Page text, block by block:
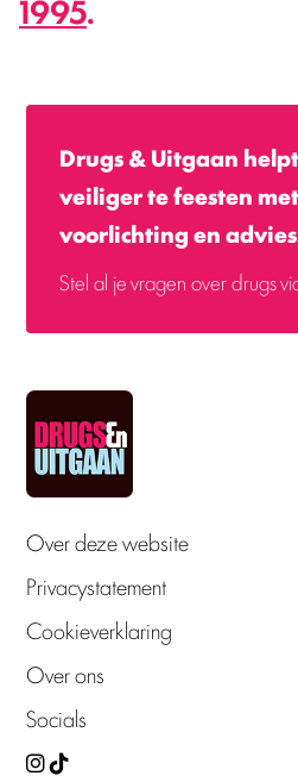
1995.
Drugs & Uitgaan
veiliger te feesten
voorlichting en
Stel al je vragen over drugs
Over deze website
Privacystatement
Cookieverklaring
Over ons
Socials